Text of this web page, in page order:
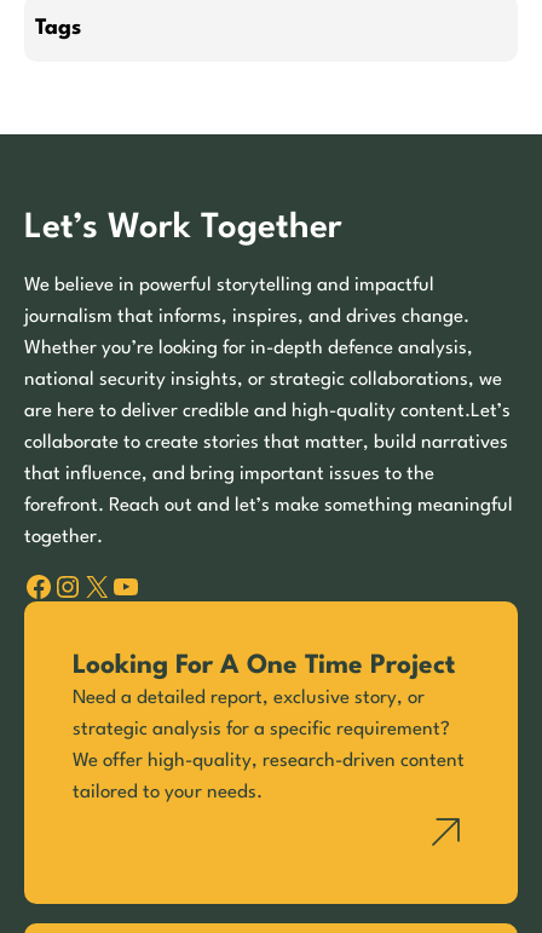
Tags
Let’s Work Together
We believe in powerful storytelling and impactful
journalism that informs, inspires, and drives change.
Whether you’re looking for in-depth defence analysis,
national security insights, or strategic collaborations, we
are here to deliver credible and high-quality content.Let’s
collaborate to create stories that matter, build narratives
that influence, and bring important issues to the
forefront. Reach out and let’s make something meaningful
together.
Facebook Instagram X YouTube
Looking For A One Time Project
Need a detailed report, exclusive story, or
strategic analysis for a specific requirement?
We offer high-quality, research-driven content
tailored to your needs.